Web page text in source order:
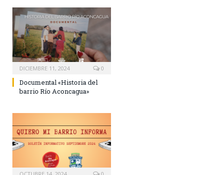
DICIEMBRE 11, 2024 0
Documental «Historia del
barrio Río Aconcagua»